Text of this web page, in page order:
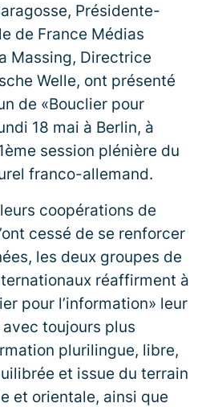
Présidente-
de France Médias
Massing, Directrice
Welle, ont présenté
de «Bouclier pour
18 mai à Berlin, à
session plénière du
franco-allemand.
coopérations de
cessé de se renforcer
les deux groupes de
réaffirment à
pour l’information» leur
toujours plus
plurilingue, libre,
et issue du terrain
et orientale, ainsi que